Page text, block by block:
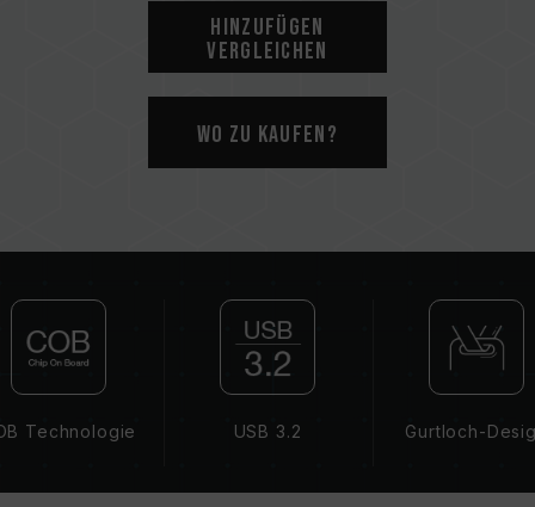
Hinzufügen
Vergleichen
Wo zu kaufen?
Technologie USB 3.2 Gurtloch-